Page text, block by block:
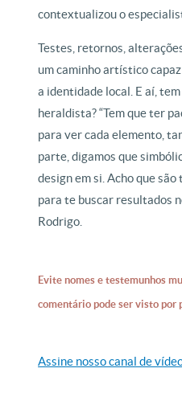
contextualizou o
Testes, retornos,
um caminho artístico
a identidade local. E aí,
heraldista? “Tem que ter
para ver cada elemento,
parte, digamos que
design em si. Acho que
para te buscar resultados
Rodrigo.
Evite nomes e testemunhos
comentário pode ser visto por
Assine nosso canal de